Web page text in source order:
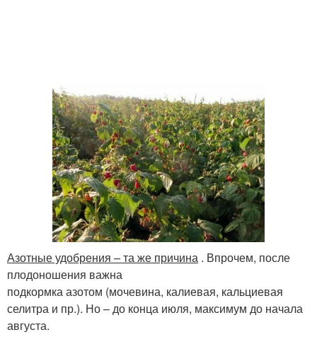
Азотные удобрения – та же причина . Впрочем, после
плодоношения важна
подкормка азотом (мочевина, калиевая, кальциевая
селитра и пр.). Но – до конца июля, максимум до начала
августа.